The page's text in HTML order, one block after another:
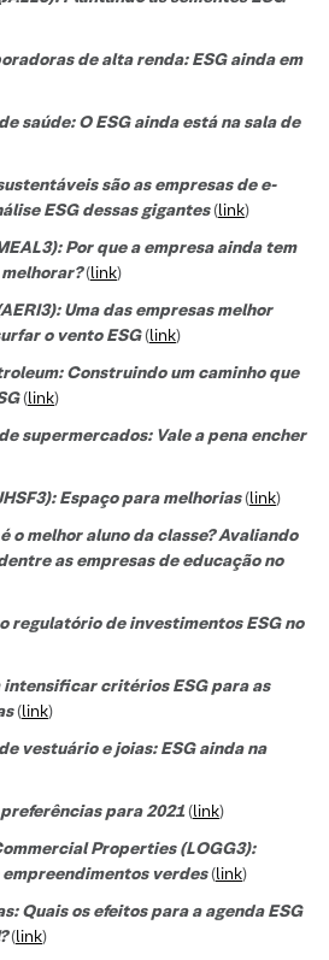
de alta renda: ESG ainda em
saúde: O ESG ainda está na sala de
são as empresas de e-
ESG dessas gigantes(link)
Por que a empresa ainda tem
(link)
Uma das empresas melhor
o vento ESG(link)
Construindo um caminho que
(link)
supermercados: Vale a pena encher
Espaço para melhorias(link)
o melhor aluno da classe? Avaliando
as empresas de educação no
regulatório de investimentos ESG no
intensificar critérios ESG para as
(link)
vestuário e joias: ESG ainda na
para 2021(link)
Properties (LOGG3):
verdes(link)
Quais os efeitos para a agenda ESG
(link)